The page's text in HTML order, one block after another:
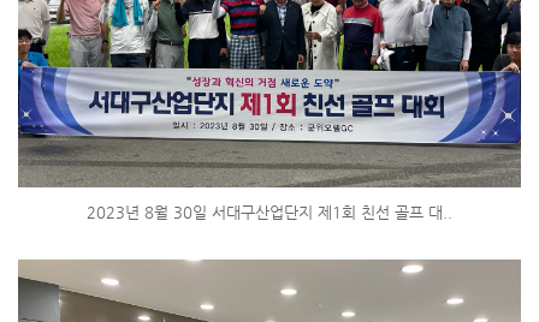
2023년 8월 30일 서대구산업단지 제1회 친선 골프 대..